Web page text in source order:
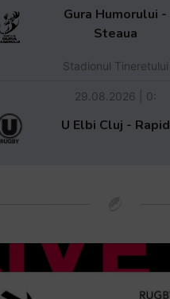
Gura Humorului -
Steaua
Stadionul Tineretului
29.08.2026 | 0:
U Elbi Cluj - Rapid